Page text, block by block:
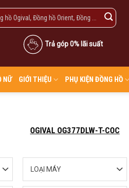
Trả góp 0% lãi suất
NỮ GIỚI THIỆU PHỤ KIỆN ĐỒNG HỒ
OGIVAL OG377DLW-T-COC
LOẠI MÁY